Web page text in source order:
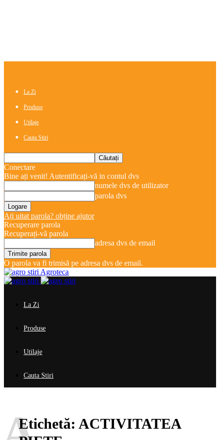
La Zi
Produse
Utilaje
Cauta Stiri
Conectare
Bine ați venit! Autentificați-vă in contul dvs
numele dvs de utilizator
parola dvs
Ați uitat parola? obține ajutor
Recuperare parola
Recuperați-vă parola
adresa dvs de email
O parola va fi trimisă pe adresa dvs de email.
Agroteca
La Zi
Produse
Utilaje
Cauta Stiri
Etichetă: ACTIVITATEA